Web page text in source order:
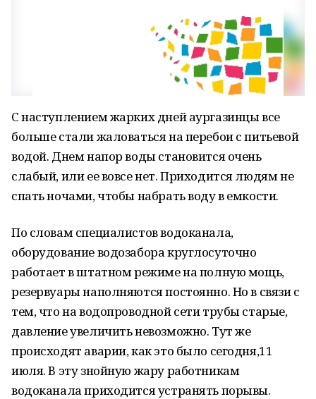
С наступлением жарких дней аургазинцы все
больше стали жаловаться на перебои с питьевой
водой. Днем напор воды становится очень
слабый, или ее вовсе нет. Приходится людям не
спать ночами, чтобы набрать воду в емкости.
По словам специалистов водоканала,
оборудование водозабора круглосуточно
работает в штатном режиме на полную мощь,
резервуары наполняются постоянно. Но в связи с
тем, что на водопроводной сети трубы старые,
давление увеличить невозможно. Тут же
происходят аварии, как это было сегодня,11
июля. В эту знойную жару работникам
водоканала приходится устранять порывы.